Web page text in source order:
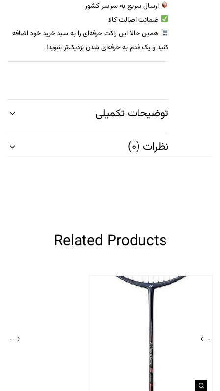
ارسال سریع به سراسر کشور
ضمانت اصالت کالا
همین حالا این راکت حرفه‌ای را به سبد خرید خود اضافه
کنید و یک قدم به حرفه‌ای شدن نزدیک‌تر شوید!
توضیحات تکمیلی
نظرات (0)
Related Products